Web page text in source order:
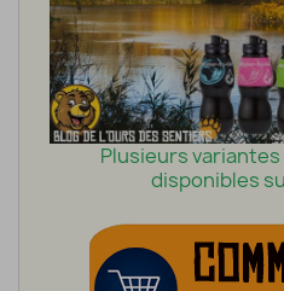
Plusieurs
disponibles